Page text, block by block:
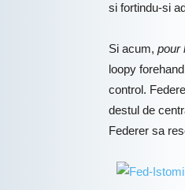
si fortindu-si
Si acum, pour
loopy
control.
destul de
Federer sa